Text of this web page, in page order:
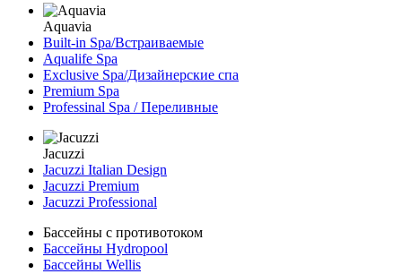
Aquavia
Built-in Spa/Встраиваемые
Aqualife Spa
Exclusive Spa/Дизайнерские спа
Premium Spa
Professinal Spa / Переливные
Jacuzzi
Jacuzzi Italian Design
Jacuzzi Premium
Jacuzzi Professional
Бассейны с противотоком
Бассейны Hydropool
Бассейны Wellis